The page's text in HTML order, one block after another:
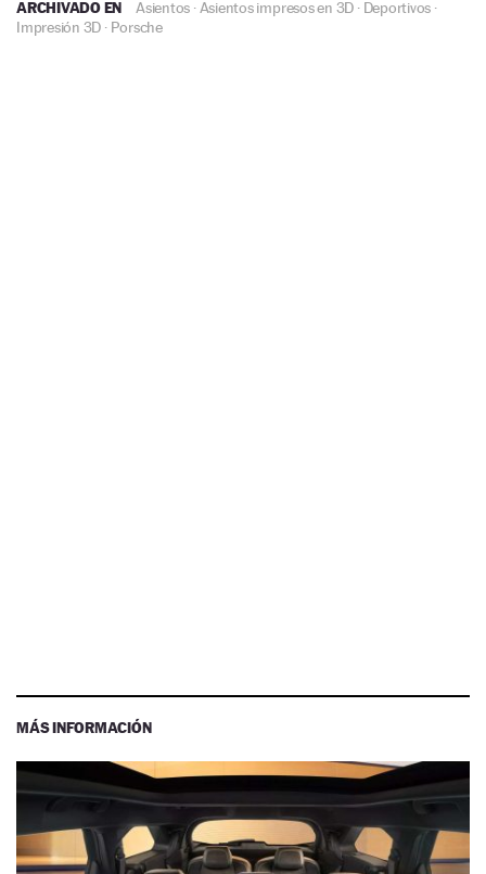
ARCHIVADO EN Asientos · Asientos impresos en 3D · Deportivos ·
Impresión 3D · Porsche
MÁS INFORMACIÓN